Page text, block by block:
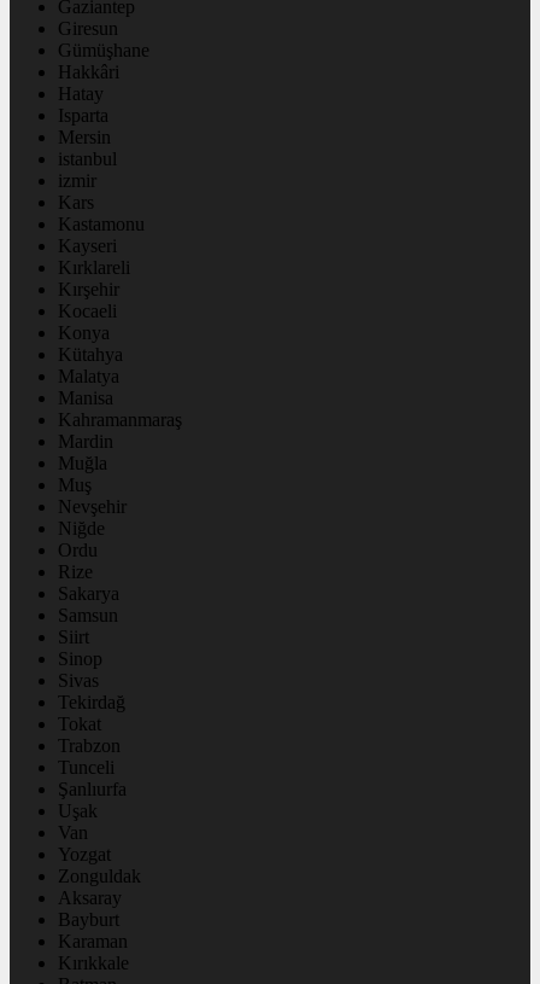
Gaziantep
Giresun
Gümüşhane
Hakkâri
Hatay
Isparta
Mersin
istanbul
izmir
Kars
Kastamonu
Kayseri
Kırklareli
Kırşehir
Kocaeli
Konya
Kütahya
Malatya
Manisa
Kahramanmaraş
Mardin
Muğla
Muş
Nevşehir
Niğde
Ordu
Rize
Sakarya
Samsun
Siirt
Sinop
Sivas
Tekirdağ
Tokat
Trabzon
Tunceli
Şanlıurfa
Uşak
Van
Yozgat
Zonguldak
Aksaray
Bayburt
Karaman
Kırıkkale